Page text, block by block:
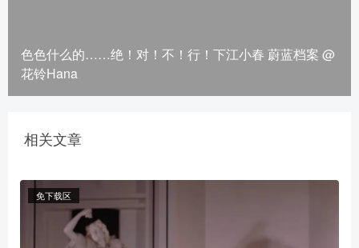
色色什么的……绝！对！不！行！下江小春 蔚蓝档案 @
花铃Hana
相关文章
免下载区